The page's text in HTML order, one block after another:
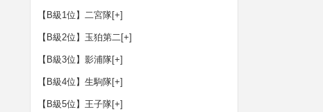
【B級1位】二宮隊[+]
【B級2位】玉狛第二[+]
【B級3位】影浦隊[+]
【B級4位】生駒隊[+]
【B級5位】王子隊[+]